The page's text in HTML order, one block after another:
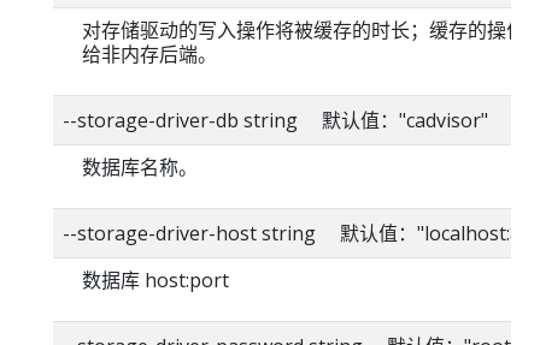
对存储驱动的写入操作将被缓存的时长；缓存的操作
给非内存后端。
--storage-driver-db string 默认值："cadvisor"
数据库名称。
--storage-driver-host string 默认值：
数据库 host:port